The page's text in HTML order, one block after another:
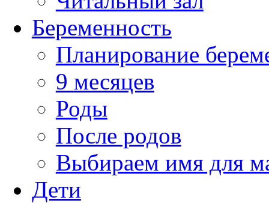
Беременность
Планирование
9 месяцев
Роды
После родов
Выбираем имя для
Дети